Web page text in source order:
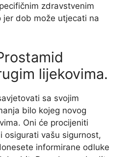
zdravstvenim
jer dob može utjecati na
lijekovima.
sa svojim
bilo kojeg novog
Oni će procijeniti
osigurati vašu sigurnost,
informirane odluke